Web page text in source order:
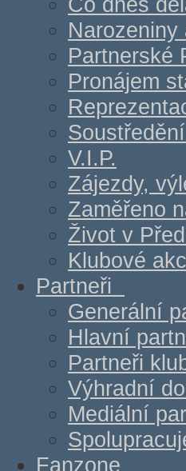
Narozeniny
Partnerské
Pronájem
V.I.P.
Zájezdy,
Zaměřeno
Život v
Klubové
Partneři
Generální
Hlavní
Partneři
Výhradní
Mediální
Fanzone